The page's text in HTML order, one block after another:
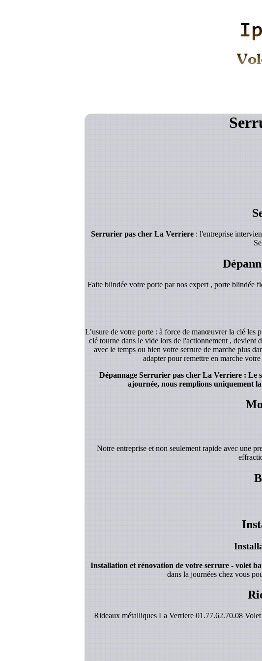
Serrurier pas cher La Verriere: l'entreprise
Faite blindée votre porte par nos expert , porte blindée
L’usure de votre porte : à force de manœuvrer la clé les
clé tourne dans le vide lors de l'actionnement , devient
avec le temps ou bien votre serrure de marche plus
adapter pour remettre en marche
Dépannage Serrurier pas cher La Verriere : Le
ajournée, nous remplions uniquement
Notre entreprise et non seulement rapide avec une
Installation et rénovation de votre serrure - volet
dans la journées chez vous
Rideaux métalliques La Verriere 01.77.62.70.08